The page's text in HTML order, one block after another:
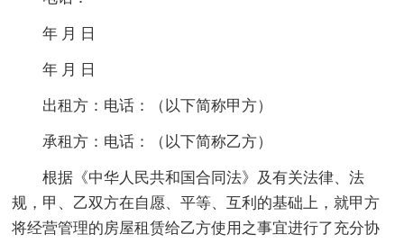
年 月 日
年 月 日
出租方：电话：（以下简称甲方）
承租方：电话：（以下简称乙方）
根据《中华人民共和国合同法》及有关法律、法
规，甲、乙双方在自愿、平等、互利的基础上，就甲方
将经营管理的房屋租赁给乙方使用之事宜进行了充分协